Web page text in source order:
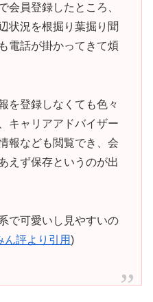
会員登録したところ、
状況を根掘り葉掘り聞
電話が掛かってきて煩
を登録しなくても色々
キャリアアドバイザー
報なども閲覧でき、会
えず保存というのが出
で可愛いし見やすいの
ん評より引用)